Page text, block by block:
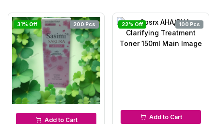
31% Off 200 Pcs
Serums & Essences
Add to Cart
22% Off 100 Pcs
Serums & Essences
Add to Cart